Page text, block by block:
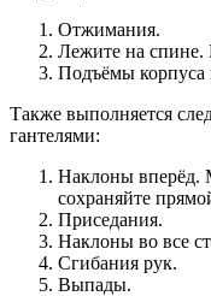
Отжимания.
Лежите на спине.
Подъёмы корпуса
Также выполняется
гантелями:
Наклоны вперёд.
сохраняйте
Приседания.
Наклоны во все
Сгибания рук.
Выпады.